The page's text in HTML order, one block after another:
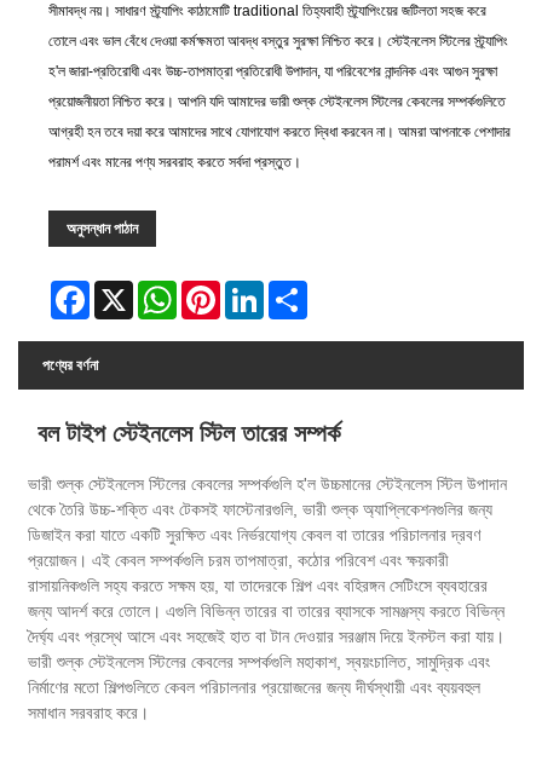
সীমাবদ্ধ নয়। সাধারণ স্ট্র্যাপিং কাঠামোটি traditional তিহ্যবাহী স্ট্র্যাপিংয়ের জটিলতা সহজ করে
তোলে এবং ভাল বেঁধে দেওয়া কর্মক্ষমতা আবদ্ধ বস্তুর সুরক্ষা নিশ্চিত করে। স্টেইনলেস স্টিলের স্ট্র্যাপিং
হ'ল জারা-প্রতিরোধী এবং উচ্চ-তাপমাত্রা প্রতিরোধী উপাদান, যা পরিবেশের নান্দনিক এবং আগুন সুরক্ষা
প্রয়োজনীয়তা নিশ্চিত করে। আপনি যদি আমাদের ভারী শুল্ক স্টেইনলেস স্টিলের কেবলের সম্পর্কগুলিতে
আগ্রহী হন তবে দয়া করে আমাদের সাথে যোগাযোগ করতে দ্বিধা করবেন না। আমরা আপনাকে পেশাদার
পরামর্শ এবং মানের পণ্য সরবরাহ করতে সর্বদা প্রস্তুত।
অনুসন্ধান পাঠান
Facebook
X WhatsAppPinterestLinkedIn
পণ্যের বর্ণনা
বল টাইপ স্টেইনলেস স্টিল তারের সম্পর্ক
ভারী শুল্ক স্টেইনলেস স্টিলের কেবলের সম্পর্কগুলি হ'ল উচ্চমানের স্টেইনলেস স্টিল উপাদান
থেকে তৈরি উচ্চ-শক্তি এবং টেকসই ফাস্টেনারগুলি, ভারী শুল্ক অ্যাপ্লিকেশনগুলির জন্য
ডিজাইন করা যাতে একটি সুরক্ষিত এবং নির্ভরযোগ্য কেবল বা তারের পরিচালনার দ্রবণ
প্রয়োজন। এই কেবল সম্পর্কগুলি চরম তাপমাত্রা, কঠোর পরিবেশ এবং ক্ষয়কারী
রাসায়নিকগুলি সহ্য করতে সক্ষম হয়, যা তাদেরকে শিল্প এবং বহিরঙ্গন সেটিংসে ব্যবহারের
জন্য আদর্শ করে তোলে। এগুলি বিভিন্ন তারের বা তারের ব্যাসকে সামঞ্জস্য করতে বিভিন্ন
দৈর্ঘ্য এবং প্রস্থে আসে এবং সহজেই হাত বা টান দেওয়ার সরঞ্জাম দিয়ে ইনস্টল করা যায়।
ভারী শুল্ক স্টেইনলেস স্টিলের কেবলের সম্পর্কগুলি মহাকাশ, স্বয়ংচালিত, সামুদ্রিক এবং
নির্মাণের মতো শিল্পগুলিতে কেবল পরিচালনার প্রয়োজনের জন্য দীর্ঘস্থায়ী এবং ব্যয়বহুল
সমাধান সরবরাহ করে।